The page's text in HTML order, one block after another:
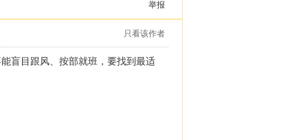
举报
只看该作者
盲目跟风、按部就班，要找到最适